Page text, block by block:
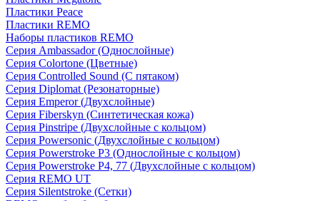
Пластики Peace
Пластики REMO
Наборы пластиков REMO
Серия Ambassador (Однослойные)
Серия Colortone (Цветные)
Серия Controlled Sound (С пятаком)
Серия Diplomat (Резонаторные)
Серия Emperor (Двухслойные)
Серия Fiberskyn (Синтетическая кожа)
Серия Pinstripe (Двухслойные с кольцом)
Серия Powersonic (Двухслойные с кольцом)
Серия Powerstroke P3 (Однослойные с кольцом)
Серия Powerstroke P4, 77 (Двухслойные с кольцом)
Серия REMO UT
Серия Silentstroke (Сетки)